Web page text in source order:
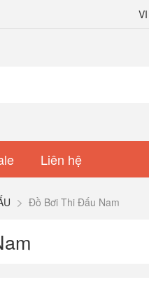
Liên hệ
Đồ Bơi Thi Đấu Nam